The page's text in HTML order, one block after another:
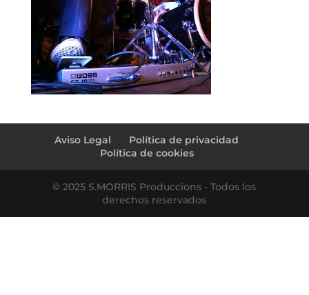
Aviso Legal
Política de privacidad
Política de cookies
© 2025 S.MORRIS Produccions - Todos los
derechos reservados